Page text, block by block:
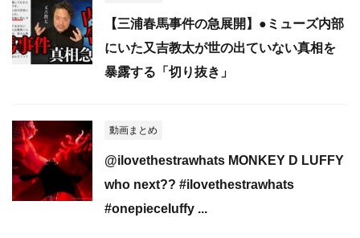
【三浦春馬事件の急展開】●ミューズ内部
にいた又吉教太が世の出ていない真相を
暴露する「切り抜き」
動画まとめ
@ilovethestrawhats MONKEY D LUFFY
who next?? #ilovethestrawhats
#onepieceluffy ...